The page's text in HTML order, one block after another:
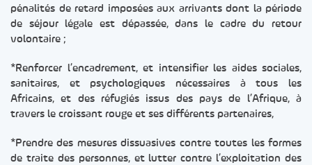
pénalités de retard imposées aux arrivants dont la période
de séjour légale est dépassée, dans le cadre du retour
volontaire ;
*Renforcer l’encadrement, et intensifier les aides sociales,
sanitaires, et psychologiques nécessaires à tous les
Africains, et des réfugiés issus des pays de l’Afrique, à
travers le croissant rouge et ses différents partenaires,
*Prendre des mesures dissuasives contre toutes les formes
de traite des personnes, et lutter contre l’exploitation des